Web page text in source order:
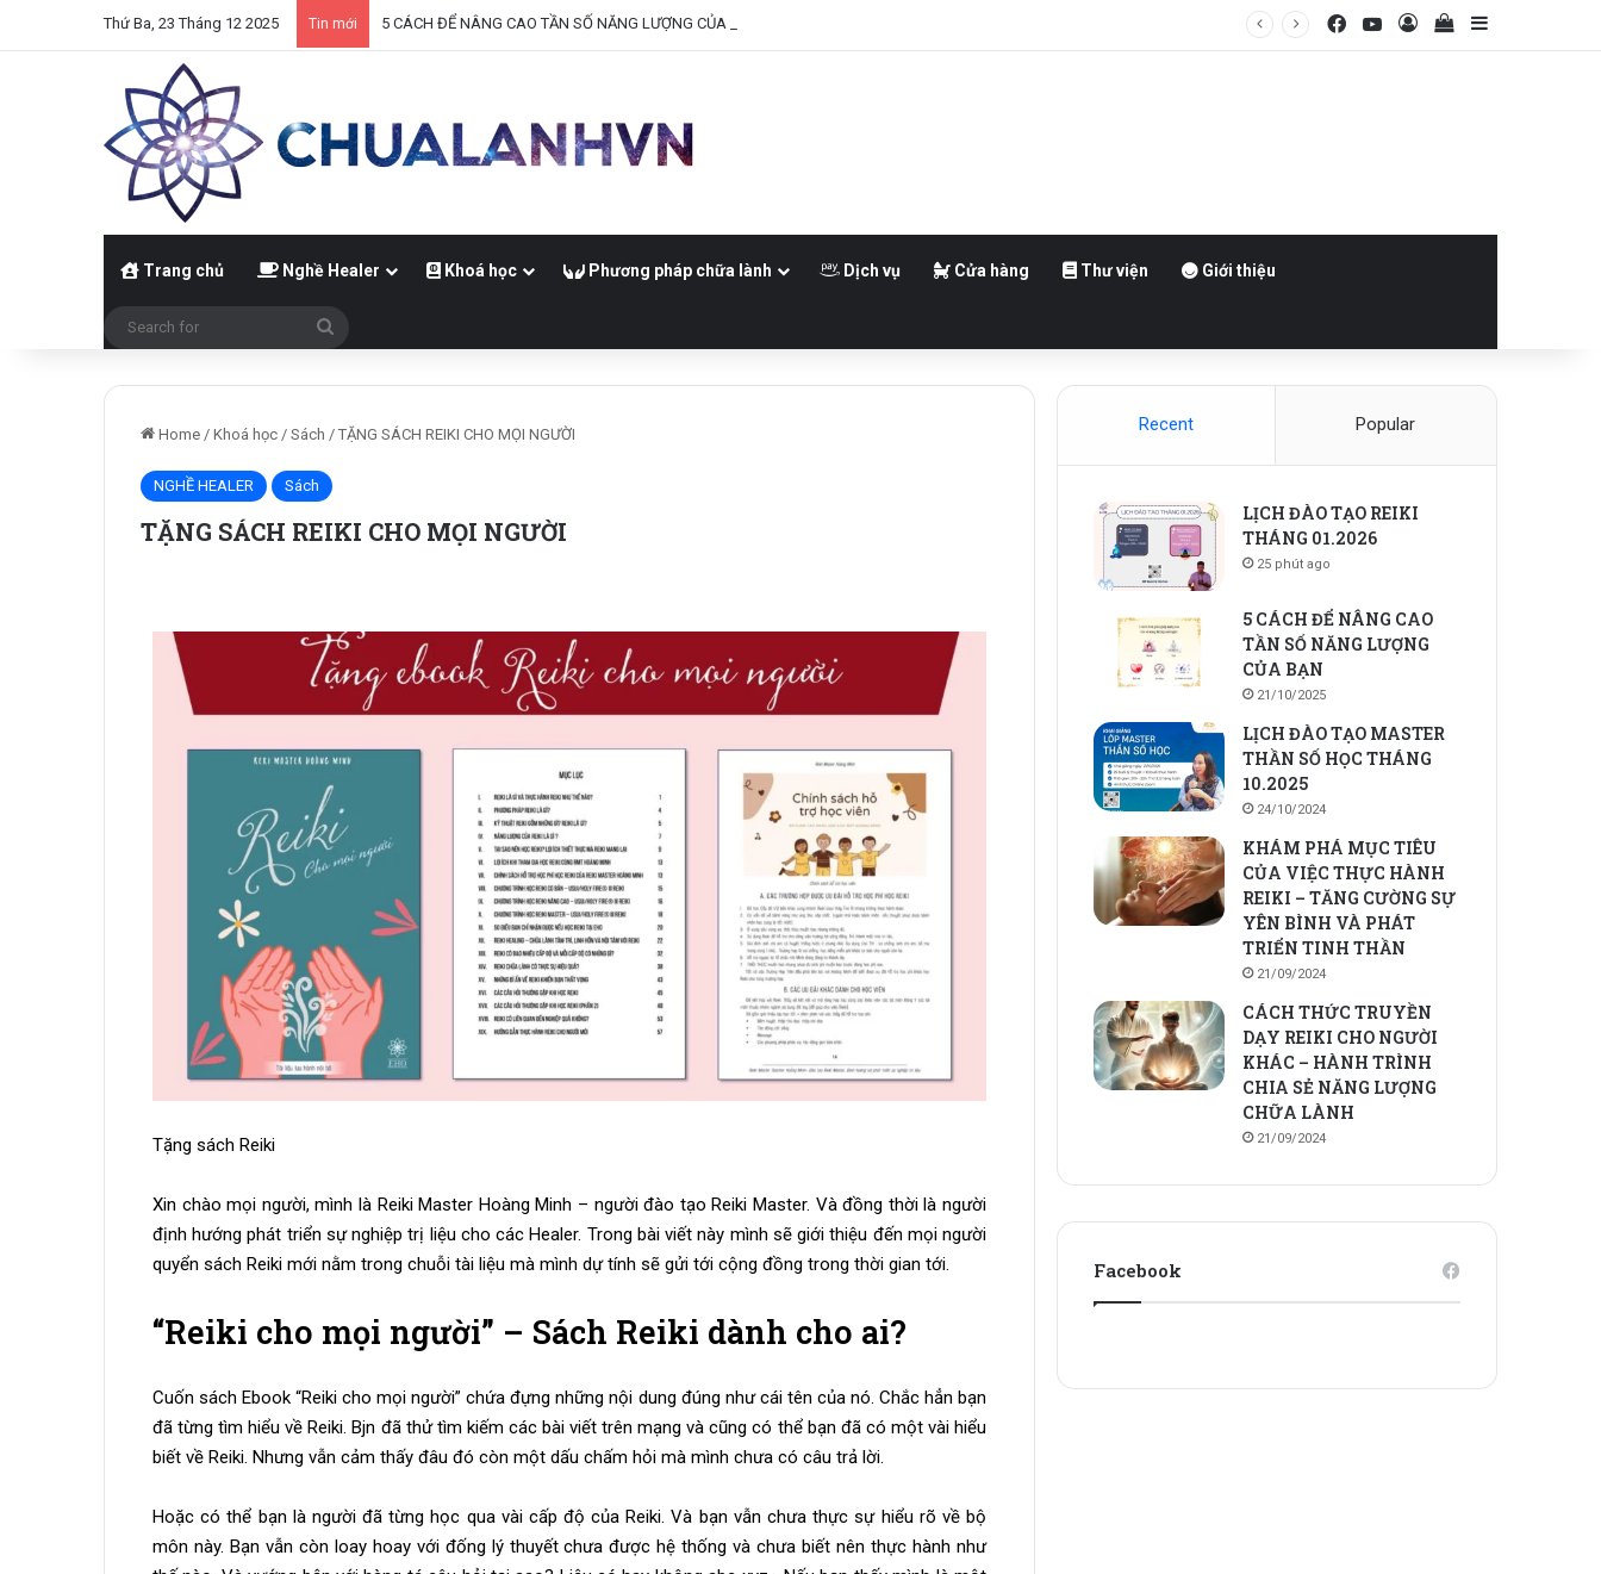
Thứ Ba, 23 Tháng 12 2025 Tin mới 5 CÁCH ĐỂ NÂNG CAO TẦN SỐ NĂNG LƯỢNG CỦA BẠN
Trang chủ Nghề Healer Khoá học Phương pháp chữa lành Dịch vụ Cửa hàng Thư viện Giới thiệu
Home / Khoá học / Sách / TẶNG SÁCH REIKI CHO MỌI NGƯỜI
NGHỀ HEALER Sách
TẶNG SÁCH REIKI CHO MỌI NGƯỜI
Tặng sách Reiki
Xin chào mọi người, mình là Reiki Master Hoàng Minh – người đào tạo Reiki Master. Và đồng thời là người
định hướng phát triển sự nghiệp trị liệu cho các Healer. Trong bài viết này mình sẽ giới thiệu đến mọi người
quyển sách Reiki mới nằm trong chuỗi tài liệu mà mình dự tính sẽ gửi tới cộng đồng trong thời gian tới.
“Reiki cho mọi người” – Sách Reiki dành cho ai?
Cuốn sách Ebook “Reiki cho mọi người” chứa đựng những nội dung đúng như cái tên của nó. Chắc hẳn bạn
đã từng tìm hiểu về Reiki. Bjn đã thử tìm kiếm các bài viết trên mạng và cũng có thể bạn đã có một vài hiểu
biết về Reiki. Nhưng vẫn cảm thấy đâu đó còn một dấu chấm hỏi mà mình chưa có câu trả lời.
Hoặc có thể bạn là người đã từng học qua vài cấp độ của Reiki. Và bạn vẫn chưa thực sự hiểu rõ về bộ
môn này. Bạn vẫn còn loay hoay với đống lý thuyết chưa được hệ thống và chưa biết nên thực hành như
Recent Popular
LỊCH ĐÀO TẠO REIKI
THÁNG 01.2026
25 phút ago
5 CÁCH ĐỂ NÂNG CAO
TẦN SỐ NĂNG LƯỢNG
CỦA BẠN
21/10/2025
LỊCH ĐÀO TẠO MASTER
THẦN SỐ HỌC THÁNG
10.2025
24/10/2024
KHÁM PHÁ MỤC TIÊU
CỦA VIỆC THỰC HÀNH
REIKI – TĂNG CƯỜNG SỰ
YÊN BÌNH VÀ PHÁT
TRIỂN TINH THẦN
21/09/2024
CÁCH THỨC TRUYỀN
DẠY REIKI CHO NGƯỜI
KHÁC – HÀNH TRÌNH
CHIA SẺ NĂNG LƯỢNG
CHỮA LÀNH
21/09/2024
Facebook